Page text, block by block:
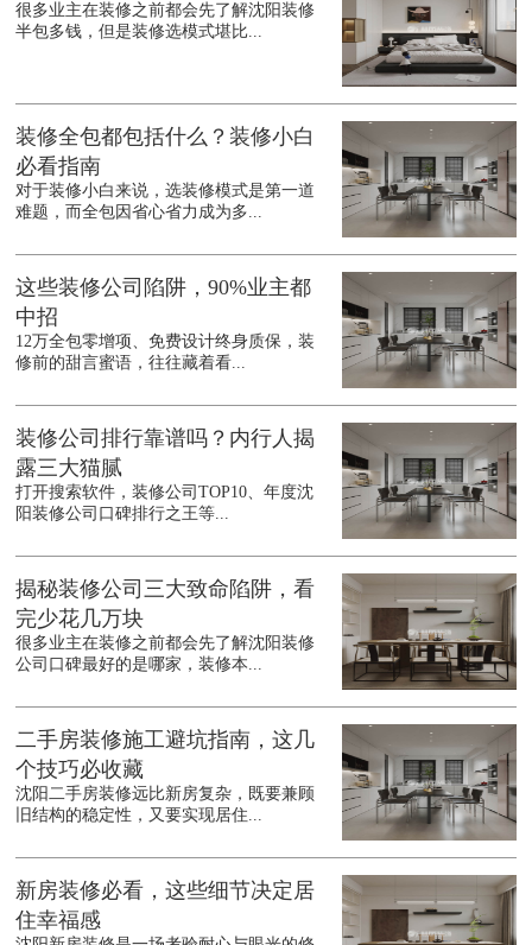
很多业主在装修之前都会先了解沈阳装修
半包多钱，但是装修选模式堪比...
装修全包都包括什么？装修小白
必看指南
对于装修小白来说，选装修模式是第一道
难题，而全包因省心省力成为多...
这些装修公司陷阱，90%业主都
中招
12万全包零增项、免费设计终身质保，装
修前的甜言蜜语，往往藏着看...
装修公司排行靠谱吗？内行人揭
露三大猫腻
打开搜索软件，装修公司TOP10、年度沈
阳装修公司口碑排行之王等...
揭秘装修公司三大致命陷阱，看
完少花几万块
很多业主在装修之前都会先了解沈阳装修
公司口碑最好的是哪家，装修本...
二手房装修施工避坑指南，这几
个技巧必收藏
沈阳二手房装修远比新房复杂，既要兼顾
旧结构的稳定性，又要实现居住...
新房装修必看，这些细节决定居
住幸福感